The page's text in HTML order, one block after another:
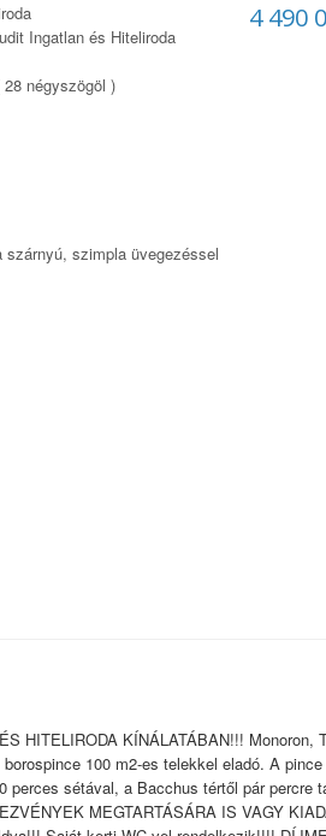
4 490
Ingatlan és Hiteliroda
28 négyszögöl )
szárnyú, szimpla üvegezéssel
HITELIRODA KÍNÁLATÁBAN!!! Monoron,
100 m2-es telekkel eladó. A
perces sétával, a Bacchus tértől pár percre
MEGTARTÁSÁRA IS VAGY